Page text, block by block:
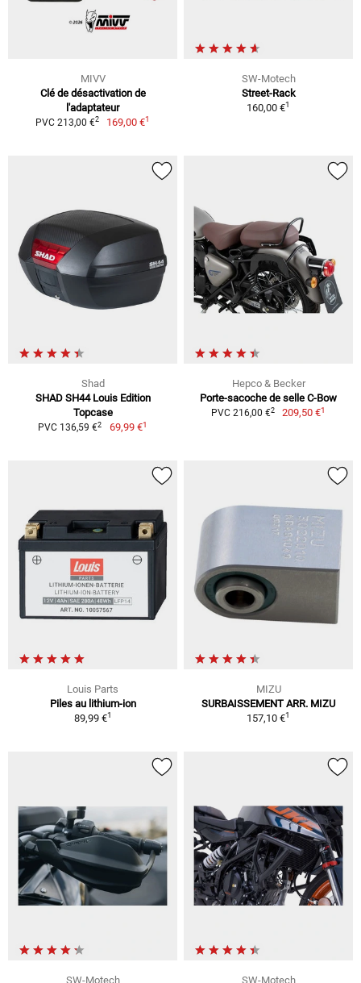
MIVV
Clé de désactivation de
l'adaptateur
PVC 213,00 €2 169,00 €1
SW-Motech
Street-Rack
160,00 €1
Shad
SHAD SH44 Louis Edition
Topcase
PVC 136,59 €2 69,99 €1
Hepco & Becker
Porte-sacoche de selle C-Bow
PVC 216,00 €2 209,50 €1
Louis Parts
Piles au lithium-ion
89,99 €1
MIZU
SURBAISSEMENT ARR. MIZU
157,10 €1
SW-Motech SW-Motech